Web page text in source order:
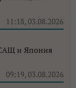
11:18, 03.08.2026
и Япония
09:19, 03.08.2026